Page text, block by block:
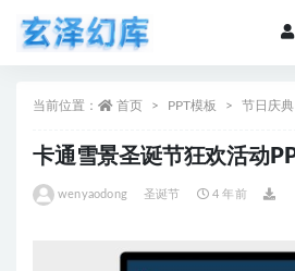
当前位置： 首页 PPT模板 节日庆典
卡通雪景圣诞节狂欢活动
wenyaodong 圣诞节 4 年前